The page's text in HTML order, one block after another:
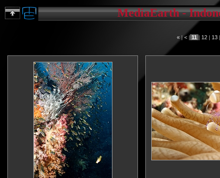
MediaEarth -
« |< | 11 | 12 | 13 |